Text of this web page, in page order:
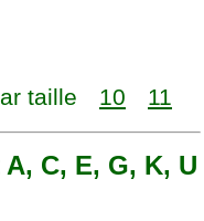
taille 10 11
C, E, G, K, U